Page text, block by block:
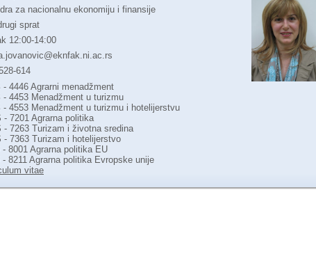
za nacionalnu ekonomiju i finansije
sprat
12:00-14:00
614
- 4446 Agrarni menadžment
- 4453 Menadžment u turizmu
- 4553 Menadžment u turizmu i hotelijerstvu
- 7201 Agrarna politika
- 7263 Turizam i životna sredina
- 7363 Turizam i hotelijerstvo
- 8001 Agrarna politika EU
- 8211 Agrarna politika Evropske unije
vitae